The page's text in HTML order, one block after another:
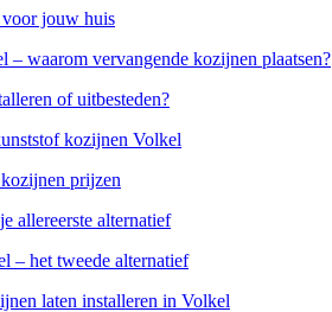
jouw huis
– waarom vervangende kozijnen plaatsen?
of uitbesteden?
kozijnen Volkel
prijzen
allereerste alternatief
– het tweede alternatief
laten installeren in Volkel